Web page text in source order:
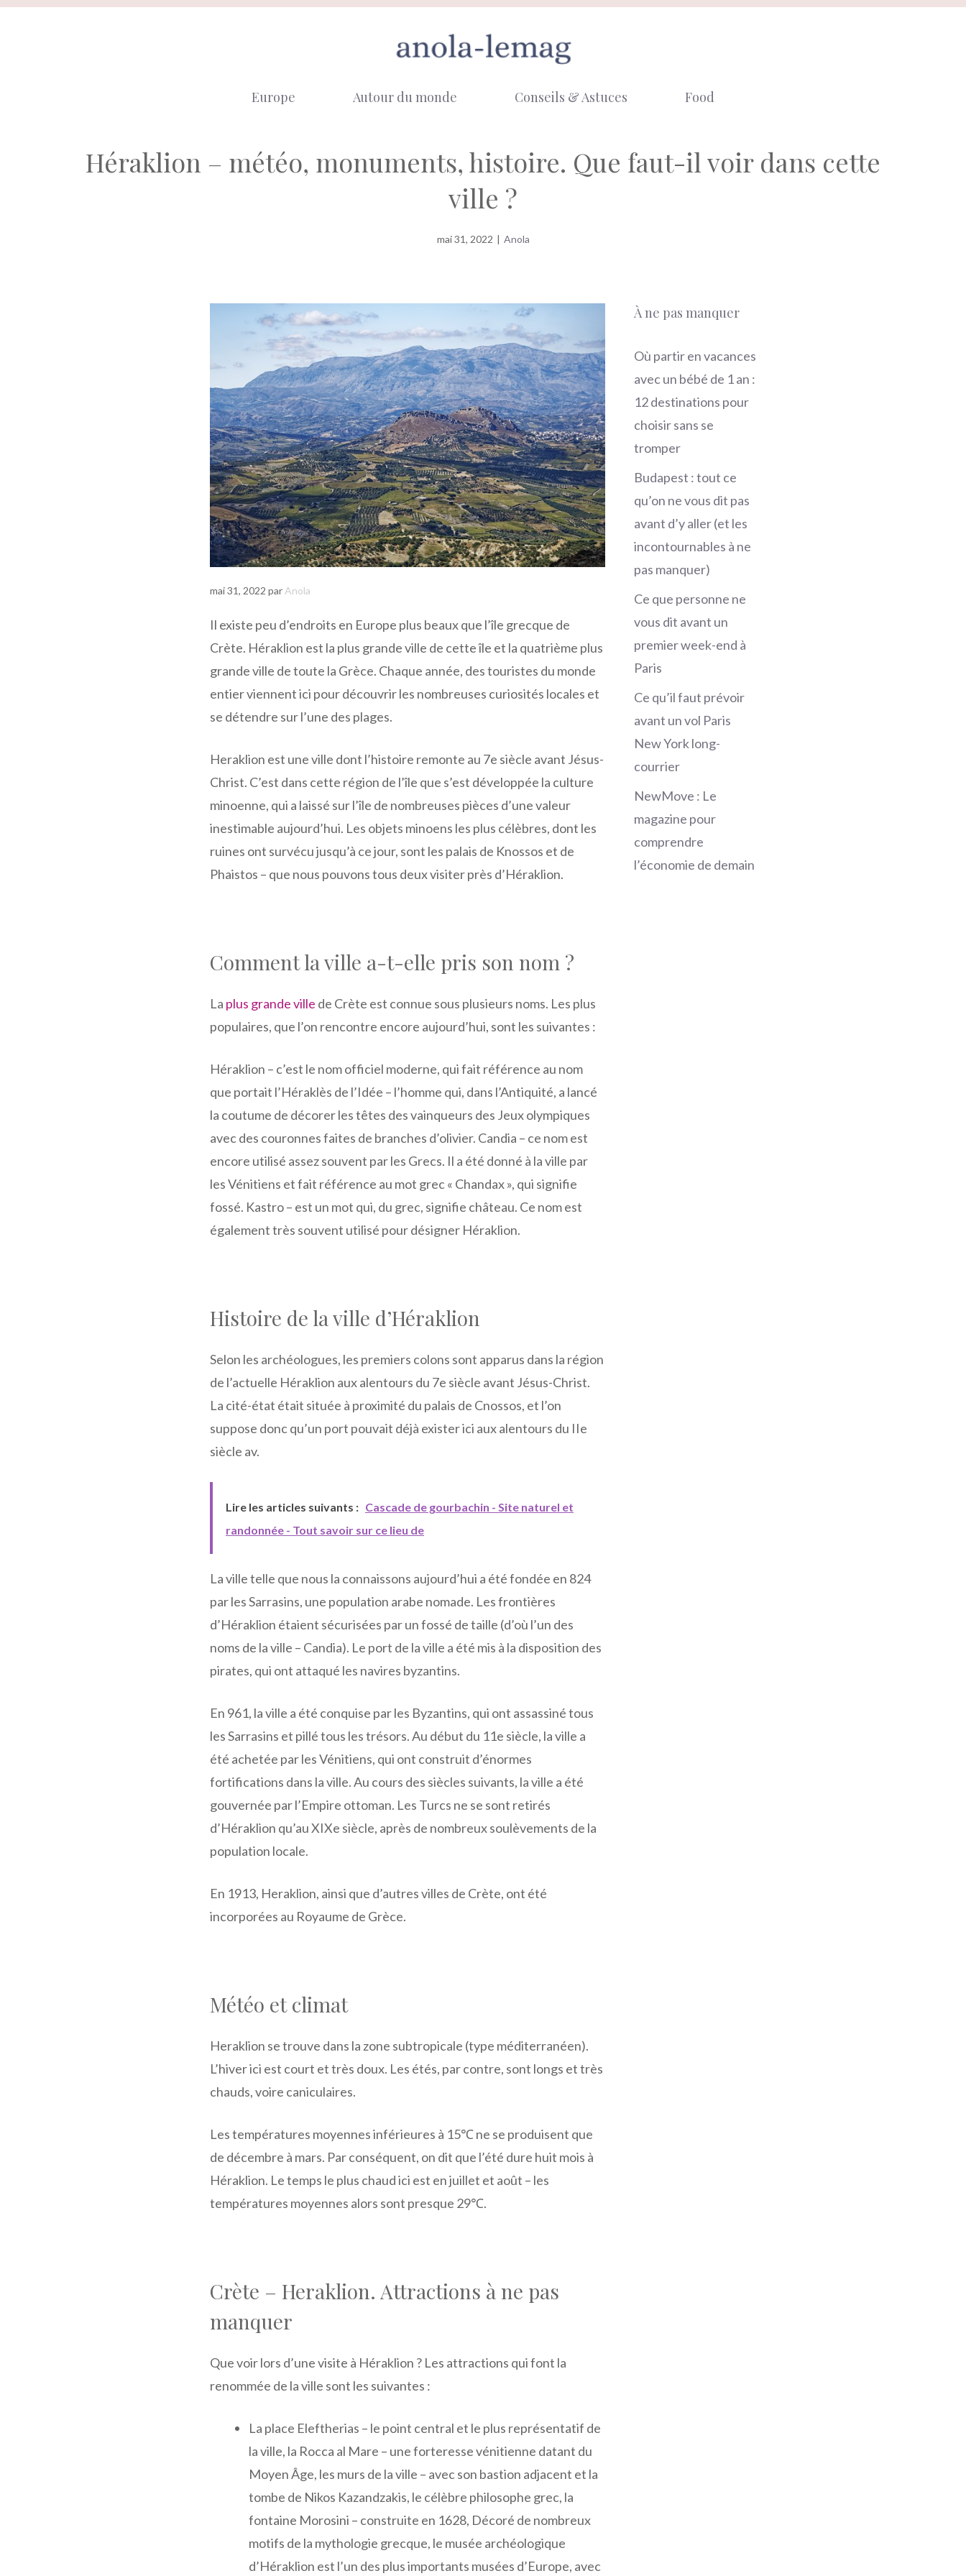
Aller
Europe Autour du monde Conseils & Astuces Food
Héraklion – météo, monuments, histoire. Que faut-il voir dans cette
ville ?
mai 31, 2022 | Anola
mai 31, 2022 par Anola
Il existe peu d’endroits en Europe plus beaux que l’île grecque de
Crète. Héraklion est la plus grande ville de cette île et la quatrième plus
grande ville de toute la Grèce. Chaque année, des touristes du monde
entier viennent ici pour découvrir les nombreuses curiosités locales et
se détendre sur l’une des plages.
Heraklion est une ville dont l’histoire remonte au 7e siècle avant Jésus-
Christ. C’est dans cette région de l’île que s’est développée la culture
minoenne, qui a laissé sur l’île de nombreuses pièces d’une valeur
inestimable aujourd’hui. Les objets minoens les plus célèbres, dont les
ruines ont survécu jusqu’à ce jour, sont les palais de Knossos et de
Phaistos – que nous pouvons tous deux visiter près d’Héraklion.
Comment la ville a-t-elle pris son nom ?
La plus grande ville de Crète est connue sous plusieurs noms. Les plus
populaires, que l’on rencontre encore aujourd’hui, sont les suivantes :
Héraklion – c’est le nom officiel moderne, qui fait référence au nom
que portait l’Héraklès de l’Idée – l’homme qui, dans l’Antiquité, a lancé
la coutume de décorer les têtes des vainqueurs des Jeux olympiques
avec des couronnes faites de branches d’olivier. Candia – ce nom est
encore utilisé assez souvent par les Grecs. Il a été donné à la ville par
les Vénitiens et fait référence au mot grec « Chandax », qui signifie
fossé. Kastro – est un mot qui, du grec, signifie château. Ce nom est
également très souvent utilisé pour désigner Héraklion.
Histoire de la ville d’Héraklion
Selon les archéologues, les premiers colons sont apparus dans la région
de l’actuelle Héraklion aux alentours du 7e siècle avant Jésus-Christ.
La cité-état était située à proximité du palais de Cnossos, et l’on
suppose donc qu’un port pouvait déjà exister ici aux alentours du IIe
siècle av.
Lire les articles suivants : Cascade de gourbachin - Site naturel et
randonnée - Tout savoir sur ce lieu de
La ville telle que nous la connaissons aujourd’hui a été fondée en 824
par les Sarrasins, une population arabe nomade. Les frontières
d’Héraklion étaient sécurisées par un fossé de taille (d’où l’un des
noms de la ville – Candia). Le port de la ville a été mis à la disposition des
pirates, qui ont attaqué les navires byzantins.
En 961, la ville a été conquise par les Byzantins, qui ont assassiné tous
les Sarrasins et pillé tous les trésors. Au début du 11e siècle, la ville a
été achetée par les Vénitiens, qui ont construit d’énormes
fortifications dans la ville. Au cours des siècles suivants, la ville a été
gouvernée par l’Empire ottoman. Les Turcs ne se sont retirés
d’Héraklion qu’au XIXe siècle, après de nombreux soulèvements de la
population locale.
En 1913, Heraklion, ainsi que d’autres villes de Crète, ont été
incorporées au Royaume de Grèce.
Météo et climat
Heraklion se trouve dans la zone subtropicale (type méditerranéen).
L’hiver ici est court et très doux. Les étés, par contre, sont longs et très
chauds, voire caniculaires.
Les températures moyennes inférieures à 15℃ ne se produisent que
de décembre à mars. Par conséquent, on dit que l’été dure huit mois à
Héraklion. Le temps le plus chaud ici est en juillet et août – les
températures moyennes alors sont presque 29℃.
Crète – Heraklion. Attractions à ne pas
manquer
Que voir lors d’une visite à Héraklion ? Les attractions qui font la
renommée de la ville sont les suivantes :
La place Eleftherias – le point central et le plus représentatif de
la ville, la Rocca al Mare – une forteresse vénitienne datant du
Moyen Âge, les murs de la ville – avec son bastion adjacent et la
tombe de Nikos Kazandzakis, le célèbre philosophe grec, la
fontaine Morosini – construite en 1628, Décoré de nombreux
motifs de la mythologie grecque, le musée archéologique
d’Héraklion est l’un des plus importants musées d’Europe, avec
À ne pas manquer
Où partir en vacances
avec un bébé de 1 an :
12 destinations pour
choisir sans se
tromper
Budapest : tout ce
qu’on ne vous dit pas
avant d’y aller (et les
incontournables à ne
pas manquer)
Ce que personne ne
vous dit avant un
premier week-end à
Paris
Ce qu’il faut prévoir
avant un vol Paris
New York long-
courrier
NewMove : Le
magazine pour
comprendre
l’économie de demain